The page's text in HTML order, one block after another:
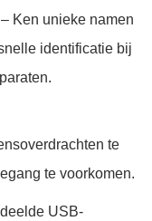
– Ken unieke namen
identificatie bij
te
te voorkomen.
USB-